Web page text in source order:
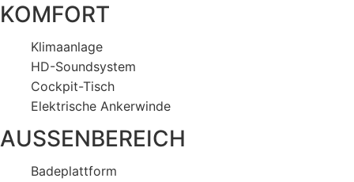
KOMFORT
Klimaanlage
HD-Soundsystem
Cockpit-Tisch
Elektrische Ankerwinde
AUSSENBEREICH
Badeplattform